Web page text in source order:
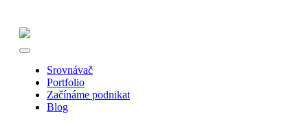
Srovnávač
Portfolio
Začínáme podnikat
Blog